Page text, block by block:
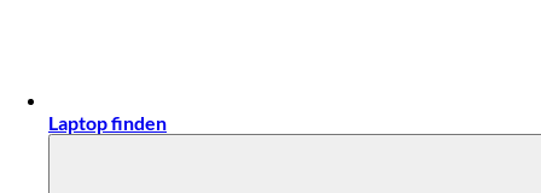
Laptop finden